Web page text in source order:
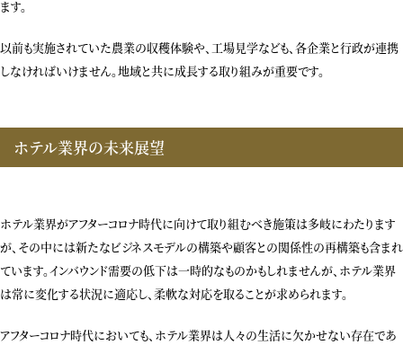
ます。
以前も実施されていた農業の収穫体験や、工場見学なども、各企業と行政が連携
しなければいけません。地域と共に成長する取り組みが重要です。
ホテル業界の未来展望
ホテル業界がアフターコロナ時代に向けて取り組むべき施策は多岐にわたります
が、その中には新たなビジネスモデルの構築や顧客との関係性の再構築も含まれ
ています。インバウンド需要の低下は一時的なものかもしれませんが、ホテル業界
は常に変化する状況に適応し、柔軟な対応を取ることが求められます。
アフターコロナ時代においても、ホテル業界は人々の生活に欠かせない存在であ